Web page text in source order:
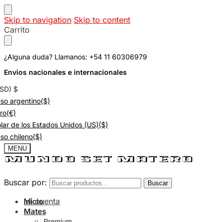
Skip to navigation Skip to content
Carrito
¿Alguna duda? Llamanos: +54 11 60306979
Envios nacionales e internacionales
$
argentino($)
(€)
de los Estados Unidos (US)($)
chileno($)
MENU
Buscar por: Buscar
Mi cuenta
Buscar por: Buscar
Inicio
Mates